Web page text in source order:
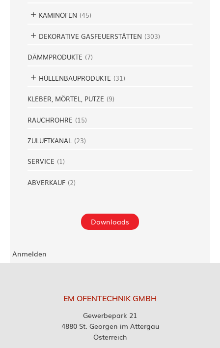
KAMINÖFEN (45)
DEKORATIVE GASFEUERSTÄTTEN (303)
DÄMMPRODUKTE (7)
HÜLLENBAUPRODUKTE (31)
KLEBER, MÖRTEL, PUTZE (9)
RAUCHROHRE (15)
ZULUFTKANAL (23)
SERVICE (1)
ABVERKAUF (2)
Downloads
Anmelden
EM OFENTECHNIK GMBH
Gewerbepark 21
4880 St. Georgen im Attergau
Österreich